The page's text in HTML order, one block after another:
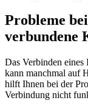
Probleme
verbundene
Das Verbinden
kann manchmal auf
hilft Ihnen bei der
Verbindung nicht